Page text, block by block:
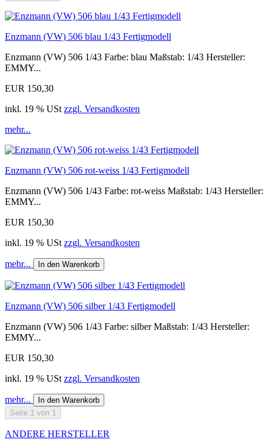
Enzmann (VW) 506 blau 1/43 Fertigmodell
Enzmann (VW) 506 1/43 Farbe: blau Maßstab: 1/43 Hersteller:
EMMY...
EUR 150,30
inkl. 19 % USt zzgl. Versandkosten
mehr...
Enzmann (VW) 506 rot-weiss 1/43 Fertigmodell
Enzmann (VW) 506 1/43 Farbe: rot-weiss Maßstab: 1/43 Hersteller:
EMMY...
EUR 150,30
inkl. 19 % USt zzgl. Versandkosten
mehr... In den Warenkorb
Enzmann (VW) 506 silber 1/43 Fertigmodell
Enzmann (VW) 506 1/43 Farbe: silber Maßstab: 1/43 Hersteller:
EMMY...
EUR 150,30
inkl. 19 % USt zzgl. Versandkosten
mehr...
In den Warenkorb
Seite 1 von 1
ANDERE HERSTELLER